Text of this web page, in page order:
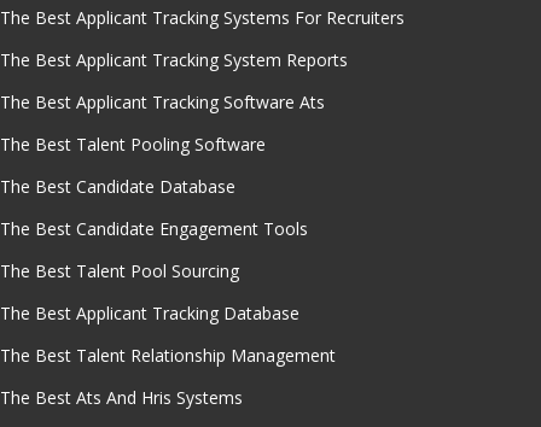
The Best Applicant Tracking Systems For Recruiters
The Best Applicant Tracking System Reports
The Best Applicant Tracking Software Ats
The Best Talent Pooling Software
The Best Candidate Database
The Best Candidate Engagement Tools
The Best Talent Pool Sourcing
The Best Applicant Tracking Database
The Best Talent Relationship Management
The Best Ats And Hris Systems